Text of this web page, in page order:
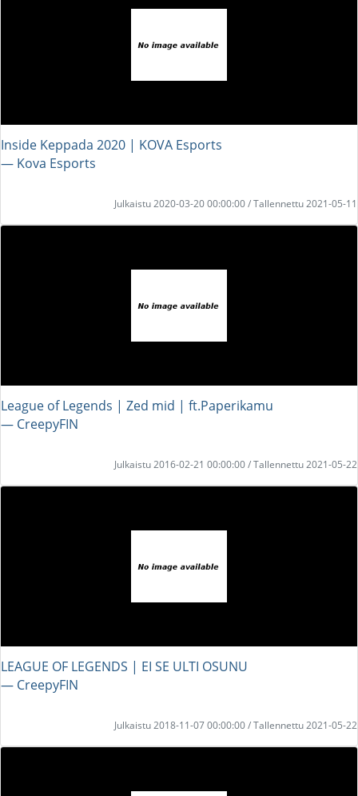
Inside Keppada 2020 | KOVA Esports
― Kova Esports
Julkaistu 2020-03-20 00:00:00 / Tallennettu 2021-05-11
League of Legends | Zed mid | ft.Paperikamu
― CreepyFIN
Julkaistu 2016-02-21 00:00:00 / Tallennettu 2021-05-22
LEAGUE OF LEGENDS | EI SE ULTI OSUNU
― CreepyFIN
Julkaistu 2018-11-07 00:00:00 / Tallennettu 2021-05-22